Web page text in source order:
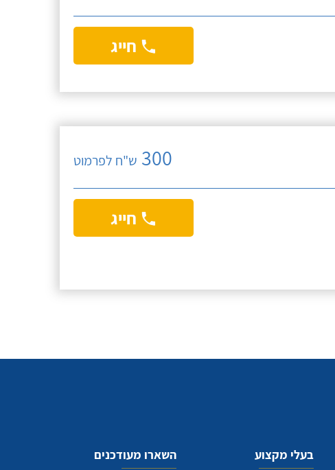
חייג
300 ש"ח לפרמוט
חייג
בעלי מקצוע השארו מעודכנים